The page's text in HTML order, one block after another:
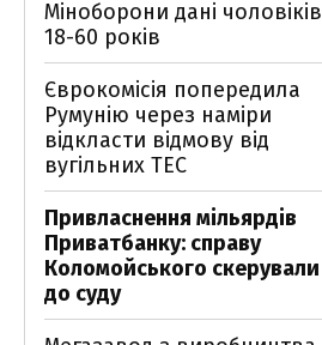
Міноборони дані чоловіків
18-60 років
Єврокомісія попередила
Румунію через наміри
відкласти відмову від
вугільних ТЕС
Привласнення мільярдів
Приватбанку: справу
Коломойського скерували
до суду